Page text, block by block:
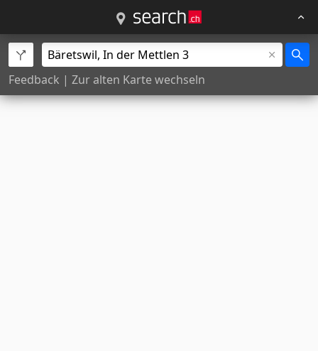
Feedback | Zur alten Karte wechseln